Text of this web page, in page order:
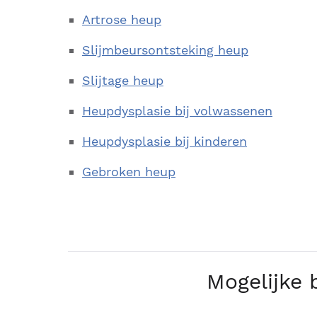
Artrose heup
Slijmbeursontsteking heup
Slijtage heup
Heupdysplasie bij volwassenen
Heupdysplasie bij kinderen
Gebroken heup
Mogelijke